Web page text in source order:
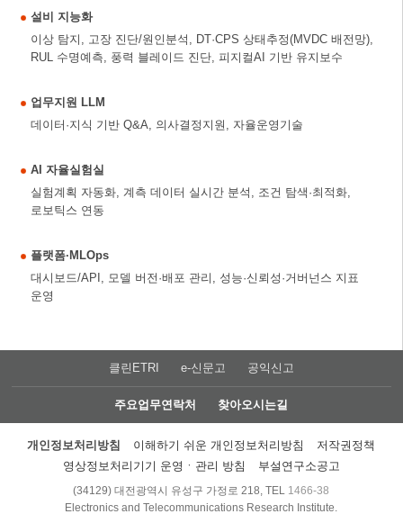
설비 지능화
이상 탐지, 고장 진단/원인분석, DT·CPS 상태추정(MVDC 배전망),
RUL 수명예측, 풍력 블레이드 진단, 피지컬AI 기반 유지보수
업무지원 LLM
데이터·지식 기반 Q&A, 의사결정지원, 자율운영기술
AI 자율실험실
실험계획 자동화, 계측 데이터 실시간 분석, 조건 탐색·최적화,
로보틱스 연동
플랫폼·MLOps
대시보드/API, 모델 버전·배포 관리, 성능·신뢰성·거버넌스 지표
운영
클린ETRI e-신문고 공익신고
주요업무연락처 찾아오시는길
개인정보처리방침 이해하기 쉬운 개인정보처리방침
저작권정책
영상정보처리기기 운영ㆍ관리 방침
부설연구소공고
(34129) 대전광역시 유성구 가정로 218, TEL 1466-38
Electronics and Telecommunications Research Institute.